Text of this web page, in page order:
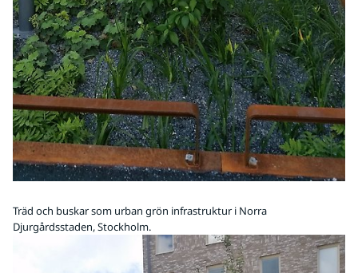
Träd och buskar som urban grön infrastruktur i Norra
Djurgårdsstaden, Stockholm.